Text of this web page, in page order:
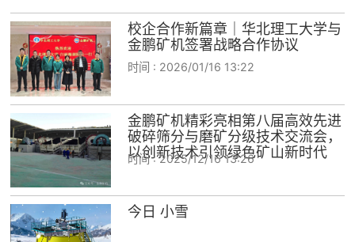
校企合作新篇章｜华北理工大学与
金鹏矿机签署战略合作协议
时间 : 2026/01/16 13:22
金鹏矿机精彩亮相第八届高效先进
破碎筛分与磨矿分级技术交流会，
以创新技术引领绿色矿山新时代
时间 :2025/12/16 13:26
今日 小雪